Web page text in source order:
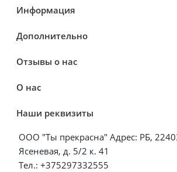
Информация
Дополнительно
Отзывы о нас
О нас
Наши реквизиты
ООО "Ты прекрасна" Адрес: РБ,
Ясеневая, д. 5/2 к. 41
Тел.: +375297332555